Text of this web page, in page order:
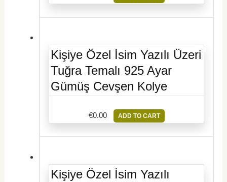
Kişiye Özel İsim Yazılı Üzeri
Tuğra Temalı 925 Ayar
Gümüş Cevşen Kolye
€0.00 ADD TO CART
Kişiye Özel İsim Yazılı